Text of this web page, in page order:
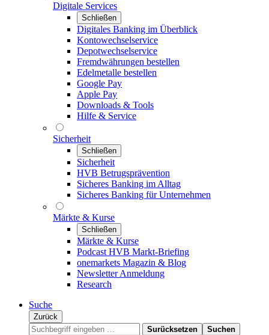
Digitale Services
Schließen
Digitales Banking im Überblick
Kontowechselservice
Depotwechselservice
Fremdwährungen bestellen
Edelmetalle bestellen
Google Pay
Apple Pay
Downloads & Tools
Hilfe & Service
Sicherheit
Schließen
Sicherheit
HVB Betrugsprävention
Sicheres Banking im Alltag
Sicheres Banking für Unternehmen
Märkte & Kurse
Schließen
Märkte & Kurse
Podcast HVB Markt-Briefing
onemarkets Magazin & Blog
Newsletter Anmeldung
Research
Suche
Zurück
Surücksetzen
Suchen